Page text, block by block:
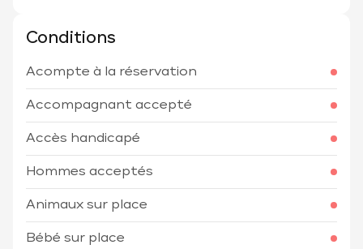
Conditions
Acompte à la réservation
Accompagnant accepté
Accès handicapé
Hommes acceptés
Animaux sur place
Bébé sur place